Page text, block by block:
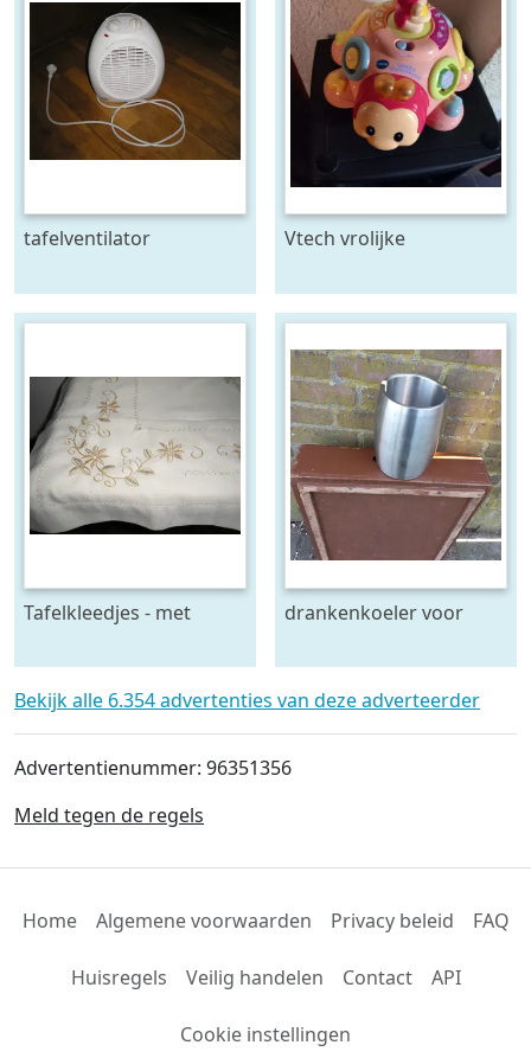
tafelventilator
Vtech vrolijke
Tafelkleedjes - met
en open werk
drankenkoeler voor
Champagne
Bekijk alle 6.354 advertenties van deze adverteerder
Advertentienummer: 96351356
Meld tegen de regels
Home Algemene voorwaarden Privacy beleid FAQ
Huisregels Veilig handelen Contact API
Cookie instellingen